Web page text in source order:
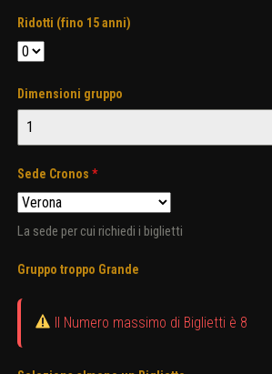
Ridotti (fino 15 anni)
Dimensioni gruppo
Sede Cronos *
La sede per cui richiedi i biglietti
Gruppo troppo Grande
Il Numero massimo di Biglietti è 8